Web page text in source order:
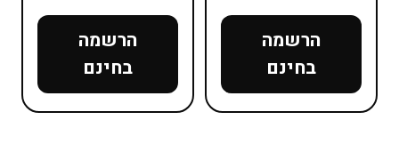
הרשמה
בחינם
הרשמה
בחינם